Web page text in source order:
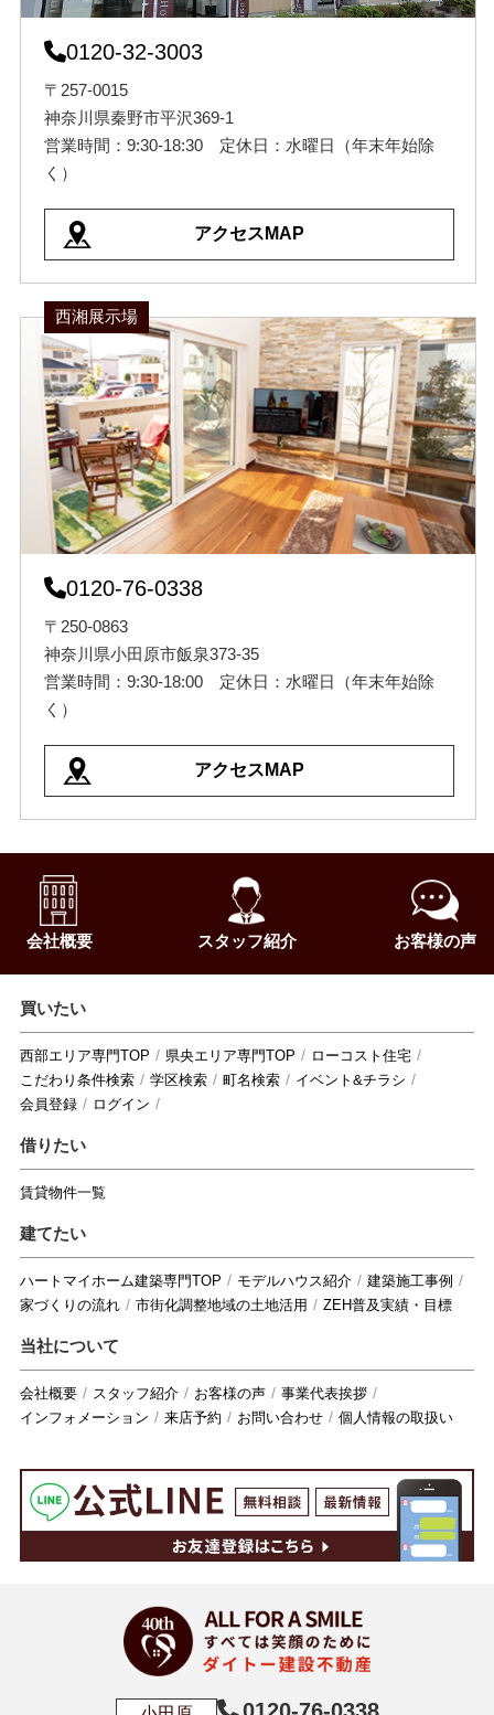
0120-32-3003
〒257-0015
神奈川県秦野市平沢369-1
営業時間：9:30-18:30 定休日：水曜日（年末年始除
く）
アクセスMAP
西湘展示場
0120-76-0338
〒250-0863
神奈川県小田原市飯泉373-35
営業時間：9:30-18:00 定休日：水曜日（年末年始除
く）
アクセスMAP
会社概要 スタッフ紹介 お客様の声
買いたい
西部エリア専門TOP 県央エリア専門TOP
ローコスト住宅
こだわり条件検索
学区検索 町名検索
イベント&チラシ
会員登録
ログイン
借りたい
賃貸物件一覧
建てたい
ハートマイホーム建築専門TOP モデルハウス紹介
建築施工事例
家づくりの流れ
市街化調整地域の土地活用 ZEH普及実績・目標
当社について
会社概要 スタッフ紹介 お客様の声
事業代表挨拶
インフォメーション
来店予約 お問い合わせ 個人情報の取扱い